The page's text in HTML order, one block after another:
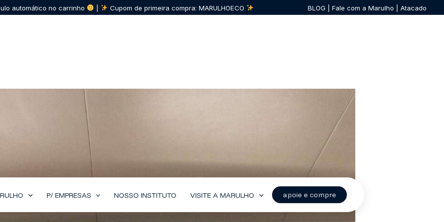
automático no carrinho Cupom de primeira compra: MARULHOECO BLOG Fale com a Marulho Atacado
P/ EMPRESAS NOSSO INSTITUTO VISITE A MARULHO apoie e compre